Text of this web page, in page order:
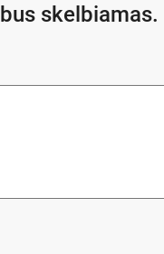
skelbiamas.